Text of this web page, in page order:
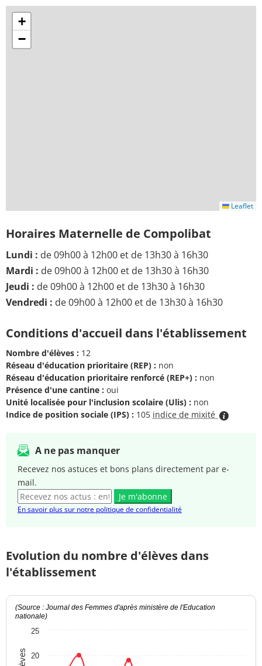
+
−
Leaflet
Horaires Maternelle de Compolibat
Lundi : de 09h00 à 12h00 et de 13h30 à 16h30
Mardi : de 09h00 à 12h00 et de 13h30 à 16h30
Jeudi : de 09h00 à 12h00 et de 13h30 à 16h30
Vendredi : de 09h00 à 12h00 et de 13h30 à 16h30
Conditions d'accueil dans l'établissement
Nombre d'élèves : 12
Réseau d'éducation prioritaire (REP) : non
Réseau d'éducation prioritaire renforcé (REP+) : non
Présence d'une cantine : oui
Unité localisée pour l'inclusion scolaire (Ulis) : non
Indice de position sociale (IPS) : 105 indice de mixité
A ne pas manquer
Recevez nos astuces et bons plans directement par e-
mail.
Je m'abonne
En savoir plus sur notre politique de confidentialité
Evolution du nombre d'élèves dans
l'établissement
(Source : Journal des Femmes d'après ministère de l'Education
nationale)
20
25